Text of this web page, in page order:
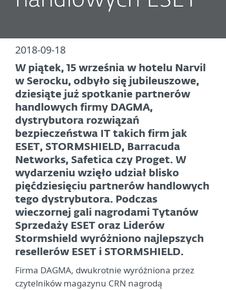
2018-09-18
W piątek, 15 września w hotelu Narvil
w Serocku, odbyło się jubileuszowe,
dziesiąte już spotkanie partnerów
handlowych firmy DAGMA,
dystrybutora rozwiązań
bezpieczeństwa IT takich firm jak
ESET, STORMSHIELD, Barracuda
Networks, Safetica czy Proget. W
wydarzeniu wzięło udział blisko
pięćdziesięciu partnerów handlowych
tego dystrybutora. Podczas
wieczornej gali nagrodami Tytanów
Sprzedaży ESET oraz Liderów
Stormshield wyróżniono najlepszych
resellerów ESET i STORMSHIELD.
Firma DAGMA, dwukrotnie wyróżniona przez
czytelników magazynu CRN nagrodą